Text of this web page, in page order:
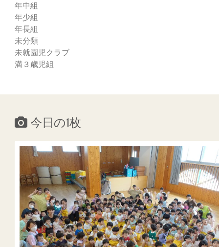
年中組
年少組
年長組
未分類
未就園児クラブ
満３歳児組
今日の1枚